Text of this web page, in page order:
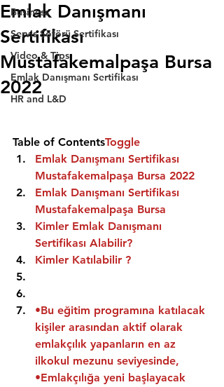
Business
Servis Şöförü Sertifikası
Video & Tips
Emlak Danışmanı Sertifikası
HR and L&D
Emlak Danışmanı
Sertifikası
Mustafakemalpaşa Bursa
2022
Table of ContentsToggle
Emlak Danışmanı Sertifikası
Mustafakemalpaşa Bursa 2022
Emlak Danışmanı Sertifikası
Mustafakemalpaşa Bursa
Kimler Emlak Danışmanı
Sertifikası Alabilir?
Kimler Katılabilir ?
•Bu eğitim programına katılacak
kişiler arasından aktif olarak
emlakçılık yapanların en az
ilkokul mezunu seviyesinde,
•Emlakçılığa yeni başlayacak